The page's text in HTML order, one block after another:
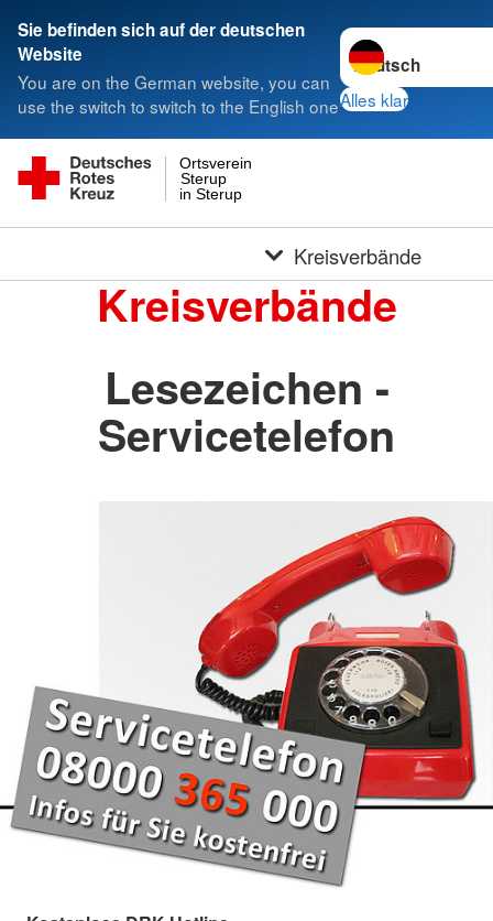
Sie befinden sich auf der deutschen
Website
You are on the German website, you can
use the switch to switch to the English one
Sprache wechseln
Alles klar
in Sterup
Sterup
Ortsverein
Kreisverbände
Kreisverbände
Lesezeichen -
Servicetelefon